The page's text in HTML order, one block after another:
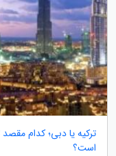
ترکیه یا دبی؛ کدام
است؟